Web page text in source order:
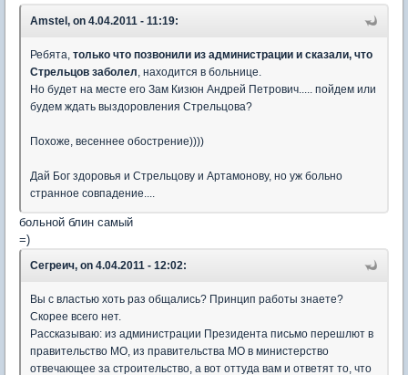
Amstel, on 4.04.2011 - 11:19:
Ребята, только что позвонили из администрации и сказали, что
Стрельцов заболел , находится в больнице.
Но будет на месте его Зам Кизюн Андрей Петрович..... пойдем или
будем ждать выздоровления Стрельцова?
Похоже, весеннее обострение))))
Дай Бог здоровья и Стрельцову и Артамонову, но уж больно
странное совпадение....
больной блин самый
=)
Сегреич, on 4.04.2011 - 12:02:
Вы с властью хоть раз общались? Принцип работы знаете?
Скорее всего нет.
Рассказываю: из администрации Президента письмо перешлют в
правительство МО, из правительства МО в министерство
отвечающее за строительство, а вот оттуда вам и ответят то, что